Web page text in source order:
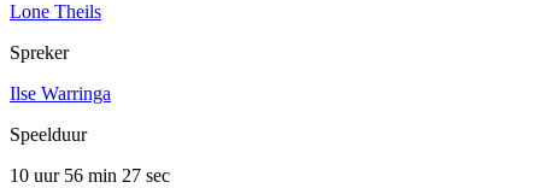
Lone Theils
Spreker
Ilse Warringa
Speelduur
10 uur 56 min 27 sec